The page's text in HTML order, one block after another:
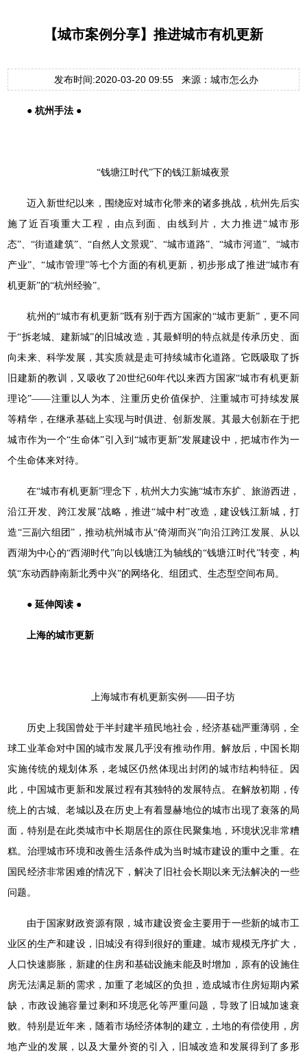
【城市案例分享】推进城市有机更新
发布时间:2020-03-20 09:55 来源：城市怎么办
● 杭州手法 ●
“钱塘江时代”下的钱江新城夜景
迈入新世纪以来，围绕应对城市化带来的诸多挑战，杭州先后实
施了近百项重大工程，由点到面、由线到片，大力推进“城市形
态”、“街道建筑”、“自然人文景观”、“城市道路”、“城市河道”、“城市
产业”、“城市管理”等七个方面的有机更新，初步形成了推进“城市有
机更新”的“杭州经验”。
杭州的“城市有机更新”既有别于西方国家的“城市更新”，更不同
于“拆老城、建新城”的旧城改造，其最鲜明的特点就是传承历史、面
向未来、科学发展，其实质就是走可持续城市化道路。它既吸取了拆
旧建新的教训，又吸收了20世纪60年代以来西方国家“城市有机更新
理论”——注重以人为本、注重历史价值保护、注重城市可持续发展
等精华，在继承基础上实现与时俱进、创新发展。其最大创新在于把
城市作为一个“生命体”引入到“城市更新”发展建设中，把城市作为一
个生命体来对待。
在“城市有机更新”理念下，杭州大力实施“城市东扩、旅游西进，
沿江开发、跨江发展”战略，推进“城中村”改造，建设钱江新城，打
造“三副六组团”，推动杭州城市从“倚湖而兴”向沿江跨江发展、从以
西湖为中心的“西湖时代”向以钱塘江为轴线的“钱塘江时代”转变，构
筑“东动西静南新北秀中兴”的网络化、组团式、生态型空间布局。
● 延伸阅读 ●
上海的城市更新
上海城市有机更新实例——田子坊
历史上我国曾处于半封建半殖民地社会，经济基础严重薄弱，全
球工业革命对中国的城市发展几乎没有推动作用。解放后，中国长期
实施传统的规划体系，老城区仍然体现出封闭的城市结构特征。因
此，中国城市更新和发展过程有其独特的发展特点。在解放初期，传
统上的古城、老城以及在历史上有着显赫地位的城市出现了衰落的局
面，特别是在此类城市中长期居住的原住民聚集地，环境状况非常糟
糕。治理城市环境和改善生活条件成为当时城市建设的重中之重。在
国民经济非常困难的情况下，解决了旧社会长期以来无法解决的一些
问题。
由于国家财政资源有限，城市建设资金主要用于一些新的城市工
业区的生产和建设，旧城没有得到很好的重建。城市规模无序扩大，
人口快速膨胀，新建的住房和基础设施未能及时增加，原有的设施住
房无法满足新的需求，加重了老城区的负担，造成城市住房短期内紧
缺，市政设施容量过剩和环境恶化等严重问题，导致了旧城加速衰
败。特别是近年来，随着市场经济体制的建立，土地的有偿使用，房
地产业的发展，以及大量外资的引入，旧城改造和发展得到了多形